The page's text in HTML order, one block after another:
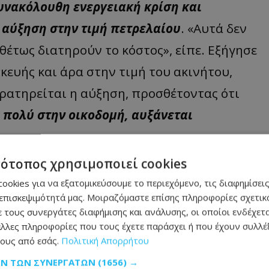
ενεργειακή κρίση και
στην τιμή πετρελαίου. «Αυτά δεν
διατηρούν το κόστος», είπε. Εξήγησε
και άρα στην τιμή του ακινήτου,
η αύξηση, προσθέτοντας ότι
πολύ στην οικοδομή, αυξάνεται
– Η
οι
νέοι διορισμοί στα
και την υπόθεση
απόφαση να
χρησιμοποιεί cookies
για να εξατομικεύσουμε το περιεχόμενο, τις
μας. Μοιραζόμαστε επίσης πληροφορίες
συνεργάτες διαφήμισης και ανάλυσης, οι οποίοι
πληροφορίες που τους έχετε παράσχει ή που έχουν
από εσάς. Πολιτική Απορρήτου
ΤΩΝ ΣΥΝΕΡΓΑΤΏΝ (1656) →